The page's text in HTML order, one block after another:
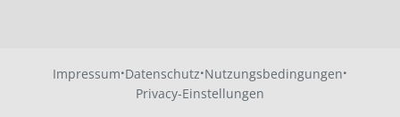
Impressum·Datenschutz·Nutzungsbedingungen·
Privacy-Einstellungen